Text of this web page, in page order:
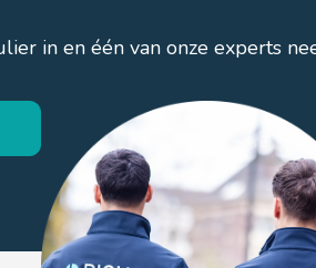
in en één van onze experts